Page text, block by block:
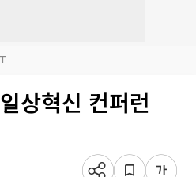
상혁신 컨퍼런